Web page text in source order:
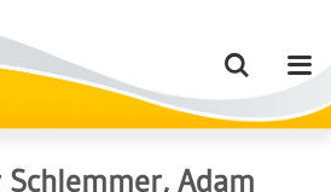
Schlemmer, Adam